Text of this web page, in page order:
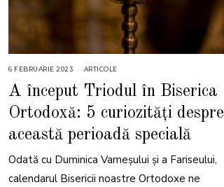
6 FEBRUARIE 2023
E
B
U
A
I
0
3
ARTICOLE
A început Triodul în Biserica
Ortodoxă: 5 curiozități despre
această perioadă specială
Odată cu Duminica Vameșului și a Fariseului,
calendarul Bisericii noastre Ortodoxe ne